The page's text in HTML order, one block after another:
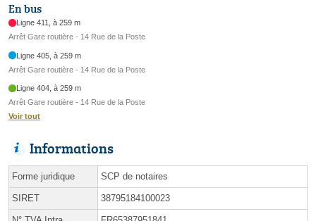
En bus
Ligne 411, à 259 m
Arrêt Gare routière - 14 Rue de la Poste
Ligne 405, à 259 m
Arrêt Gare routière - 14 Rue de la Poste
Ligne 404, à 259 m
Arrêt Gare routière - 14 Rue de la Poste
Voir tout
Informations
Forme juridique SCP de notaires
SIRET 38795184100023